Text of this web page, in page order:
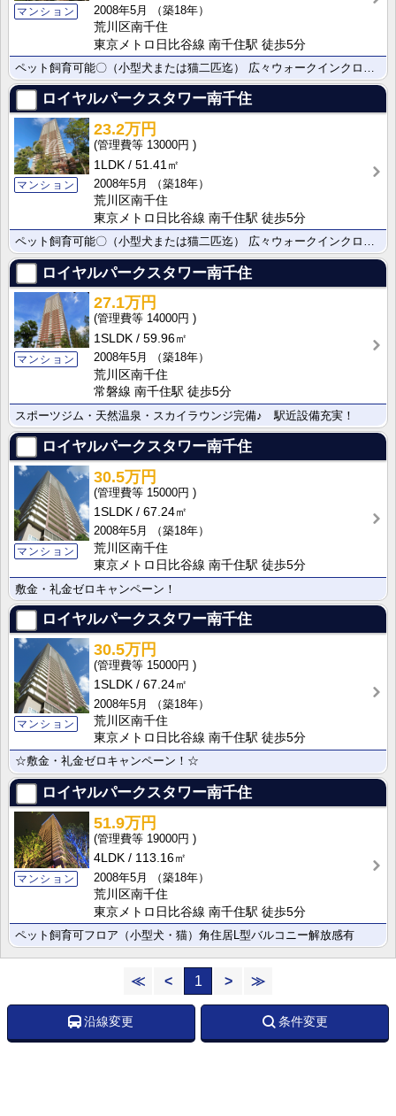
マンション
2008年5月
（築18年）
荒川区南千住
東京メトロ日比谷線 南千住駅 徒歩5分
ロイヤルパークスタワー南千住
マンション
23.2万円
13000円
1LDK
51.41㎡
2008年5月
（築18年）
荒川区南千住
東京メトロ日比谷線 南千住駅 徒歩5分
ロイヤルパークスタワー南千住
マンション
27.1万円
14000円
1SLDK
59.96㎡
2008年5月
（築18年）
荒川区南千住
常磐線 南千住駅 徒歩5分
スポーツジム・天然温泉・スカイラウンジ完備♪ 駅近設備充実！
ロイヤルパークスタワー南千住
マンション
30.5万円
15000円
1SLDK
67.24㎡
2008年5月
（築18年）
荒川区南千住
東京メトロ日比谷線 南千住駅 徒歩5分
敷金・礼金ゼロキャンペーン！
ロイヤルパークスタワー南千住
マンション
30.5万円
15000円
1SLDK
67.24㎡
2008年5月
（築18年）
荒川区南千住
東京メトロ日比谷線 南千住駅 徒歩5分
☆敷金・礼金ゼロキャンペーン！☆
ロイヤルパークスタワー南千住
マンション
51.9万円
19000円
4LDK
113.16㎡
2008年5月
（築18年）
荒川区南千住
東京メトロ日比谷線 南千住駅 徒歩5分
ペット飼育可フロア（小型犬・猫）角住居L型バルコニー解放感有
≪ < 1 > ≫
沿線変更 条件変更